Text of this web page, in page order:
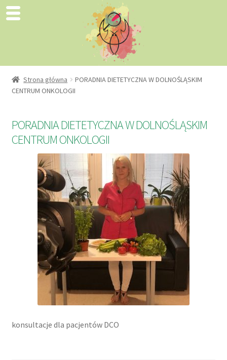
Strona główna
PORADNIA DIETETYCZNA W DOLNOŚLĄSKIM
CENTRUM ONKOLOGII
PORADNIA DIETETYCZNA W DOLNOŚLĄSKIM
CENTRUM ONKOLOGII
konsultacje dla pacjentów DCO